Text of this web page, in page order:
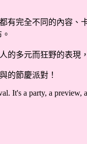
有完全不同的內容、
的多元而狂野的表現
的節慶派對！
It's a party, a preview,